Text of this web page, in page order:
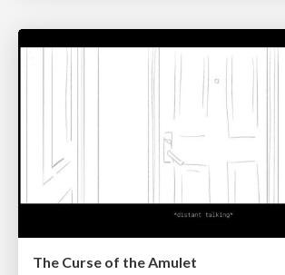
The Curse of the Amulet